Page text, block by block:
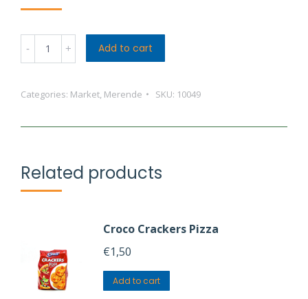
Kinder
Colazione
quantity
Add to cart
Categories: Market, Merende SKU: 10049
Related products
Croco Crackers Pizza
€1,50
Add to cart